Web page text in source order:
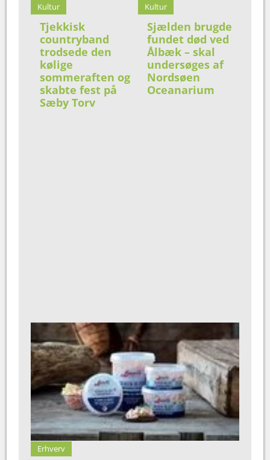
Kultur
Tjekkisk
countryband
trodsede den
kølige
sommeraften og
skabte fest på
Sæby Torv
Kultur
Sjælden brugde
fundet død ved
Ålbæk – skal
undersøges af
Nordsøen
Oceanarium
Erhverv